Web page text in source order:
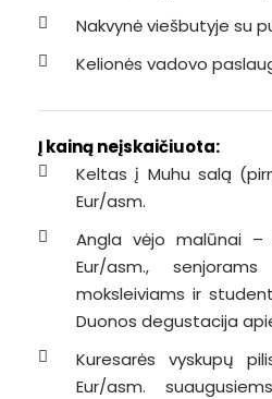
Nakvynė viešbutyje su
Kelionės vadovo
Į kainą neįskaičiuota:
Keltas į Muhu salą
Eur/asm.
Angla vėjo malūnai –
Eur/asm.,
moksleiviams ir
Duonos degustacija
Kuresarės vyskupų
Eur/asm.